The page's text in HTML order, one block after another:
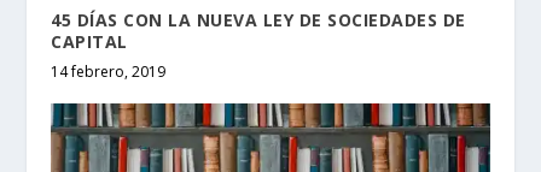
45 DÍAS CON LA NUEVA LEY DE SOCIEDADES DE
CAPITAL
14 febrero, 2019